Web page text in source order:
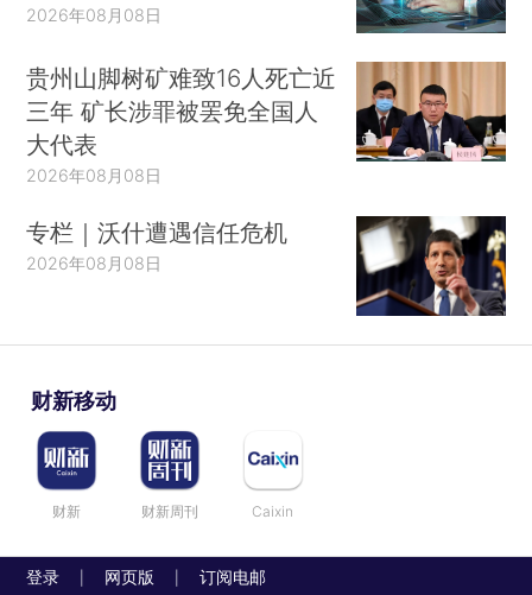
2026年08月08日
贵州山脚树矿难致16人死亡近
三年 矿长涉罪被罢免全国人
大代表
2026年08月08日
专栏｜沃什遭遇信任危机
2026年08月08日
财新移动
财新 财新周刊 Caixin
登录 网页版 订阅电邮